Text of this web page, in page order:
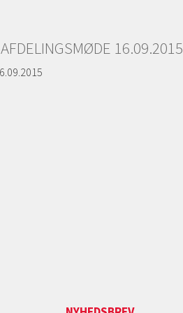
16.09.2015